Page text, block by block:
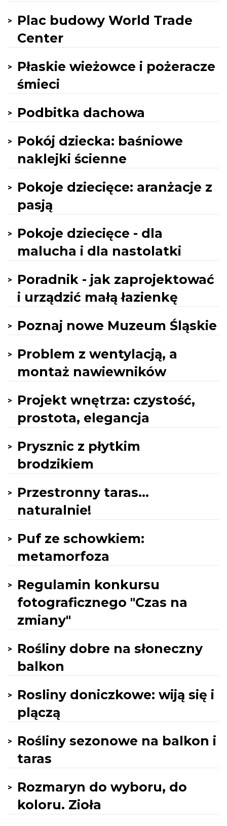
Plac budowy World Trade
Center
Płaskie wieżowce i pożeracze
śmieci
Podbitka dachowa
Pokój dziecka: baśniowe
naklejki ścienne
Pokoje dziecięce: aranżacje z
pasją
Pokoje dziecięce - dla
malucha i dla nastolatki
Poradnik - jak zaprojektować
i urządzić małą łazienkę
Poznaj nowe Muzeum Śląskie
Problem z wentylacją, a
montaż nawiewników
Projekt wnętrza: czystość,
prostota, elegancja
Prysznic z płytkim
brodzikiem
Przestronny taras...
naturalnie!
Puf ze schowkiem:
metamorfoza
Regulamin konkursu
fotograficznego "Czas na
zmiany"
Rośliny dobre na słoneczny
balkon
Rosliny doniczkowe: wiją się i
plączą
Rośliny sezonowe na balkon i
taras
Rozmaryn do wyboru, do
koloru. Zioła